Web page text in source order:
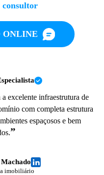
consultor
ONLINE
excelente infraestrutura de
com completa estrutura
espaçosos e bem
”
imobiliário